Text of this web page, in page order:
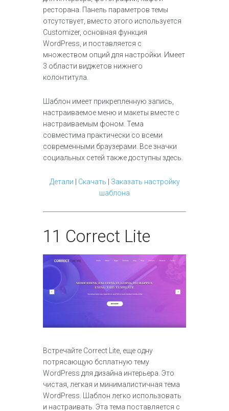
ресторана. Панель параметров темы
отсутствует, вместо этого используется
Customizer, основная функция
WordPress, и поставляется с
множеством опций для настройки. Имеет
3 области виджетов нижнего
колонтитула.
Шаблон имеет прикрепленную запись,
настраиваемое меню и макеты вместе с
настраиваемым фоном. Тема
совместима практически со всеми
современными браузерами. Все значки
социальных сетей также доступны здесь.
Детали Скачать
Заказать настройку
шаблона
11 Correct Lite
Встречайте Correct Lite, еще одну
потрясающую бсплатную тему
WordPress для дизайна интерьера. Это
чистая, легкая и минималистичная тема
WordPress. Шаблон легко использовать
и настраивать. Эта тема поставляется с